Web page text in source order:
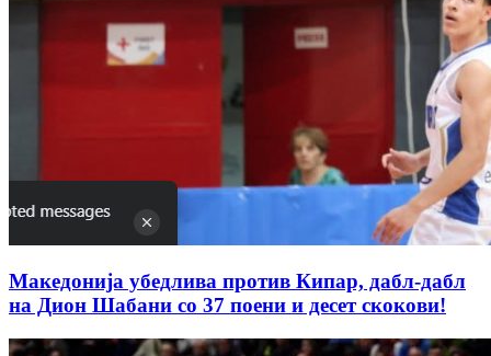
Македонија убедлива против Кипар, дабл-дабл
на Дион Шабани со 37 поени и десет скокови!